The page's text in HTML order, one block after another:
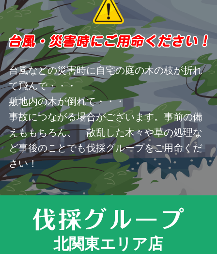
台風などの災害時に自宅の庭の木の枝が折れ
て飛んで・・・
敷地内の木が倒れて・・・
事故につながる場合がございます。事前の備
えももちろん、 散乱した木々や草の処理な
ど事後のことでも伐採グループをご用命くだ
さい！
北関東エリア店